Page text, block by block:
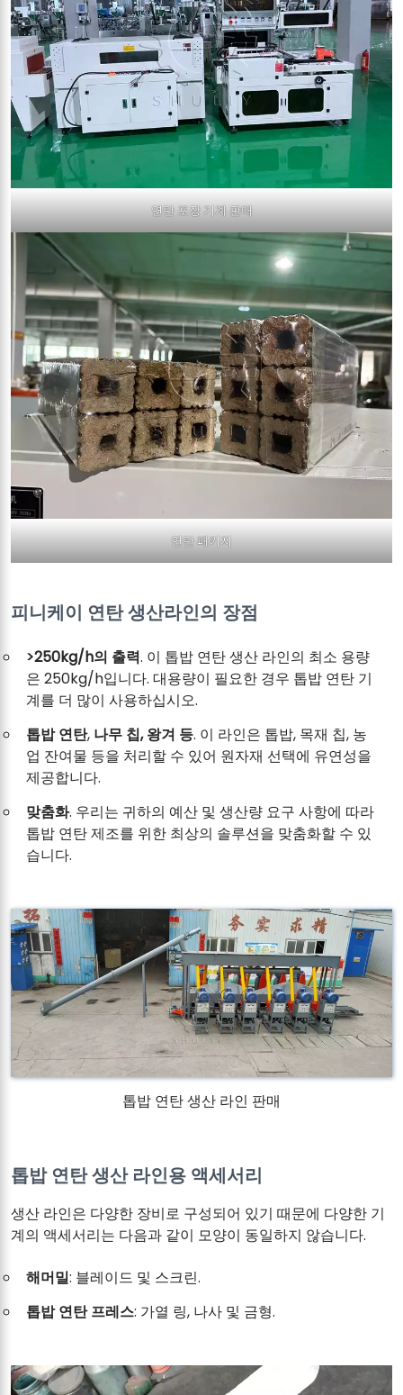
연탄 포장 기계 판매
연탄 패키지
피니케이 연탄 생산라인의 장점
>250kg/h의 출력. 이 톱밥 연탄 생산 라인의 최소 용량
은 250kg/h입니다. 대용량이 필요한 경우 톱밥 연탄 기
계를 더 많이 사용하십시오.
톱밥 연탄, 나무 칩, 왕겨 등. 이 라인은 톱밥, 목재 칩, 농
업 잔여물 등을 처리할 수 있어 원자재 선택에 유연성을
제공합니다.
맞춤화. 우리는 귀하의 예산 및 생산량 요구 사항에 따라
톱밥 연탄 제조를 위한 최상의 솔루션을 맞춤화할 수 있
습니다.
톱밥 연탄 생산 라인 판매
톱밥 연탄 생산 라인용 액세서리
생산 라인은 다양한 장비로 구성되어 있기 때문에 다양한 기
계의 액세서리는 다음과 같이 모양이 동일하지 않습니다.
해머밀: 블레이드 및 스크린.
톱밥 연탄 프레스: 가열 링, 나사 및 금형.